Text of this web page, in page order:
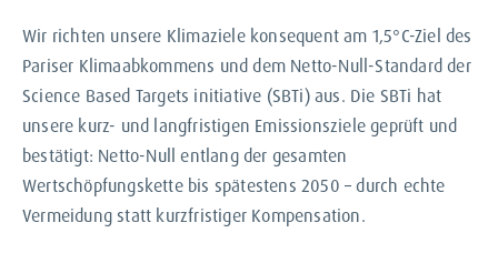
Wir richten unsere Klimaziele konsequent am 1,5°C-Ziel des
Pariser Klimaabkommens und dem Netto-Null-Standard der
Science Based Targets initiative (SBTi) aus. Die SBTi hat
unsere kurz- und langfristigen Emissionsziele geprüft und
bestätigt: Netto-Null entlang der gesamten
Wertschöpfungskette bis spätestens 2050 – durch echte
Vermeidung statt kurzfristiger Kompensation.